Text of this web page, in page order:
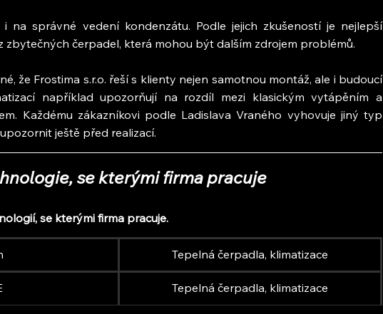
i na správné vedení kondenzátu. Podle jejich zkušeností je nejlepší
zbytečných čerpadel, která mohou být dalším zdrojem problémů.
že Frostima s.r.o. řeší s klienty nejen samotnou montáž, ale i budoucí
například upozorňují na rozdíl mezi klasickým vytápěním a
Každému zákazníkovi podle Ladislava Vraného vyhovuje jiný typ
ještě před realizací.
se kterými firma pracuje
se kterými firma pracuje.
Tepelná čerpadla, klimatizace
Tepelná čerpadla, klimatizace